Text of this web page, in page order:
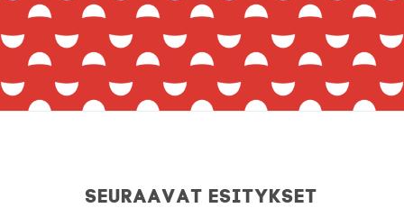
Seuraavat esitykset